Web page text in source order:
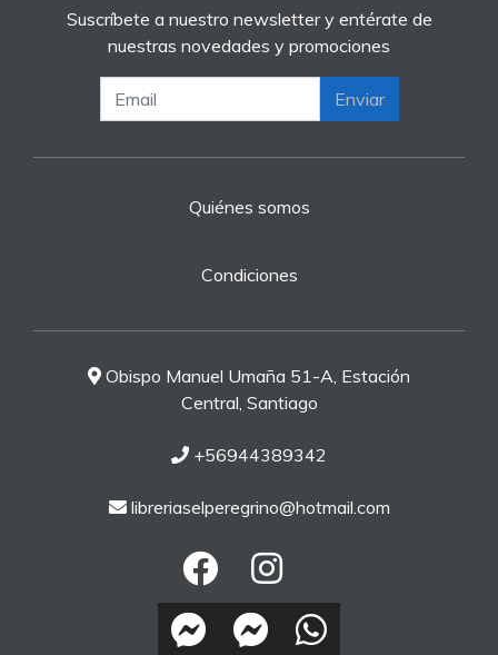
Suscríbete a nuestro newsletter y entérate de
nuestras novedades y promociones
Enviar
Quiénes somos
Condiciones
Obispo Manuel Umaña 51-A, Estación
Central, Santiago
+56944389342
libreriaselperegrino@hotmail.com